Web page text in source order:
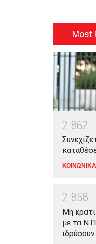
Most
2 862
ΚΟΙΝΩΝΙΚΑ
2 858
Μη
με τα